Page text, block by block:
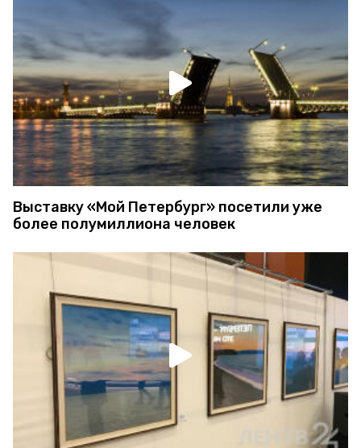
Выставку «Мой Петербург» посетили уже
более полумиллиона человек